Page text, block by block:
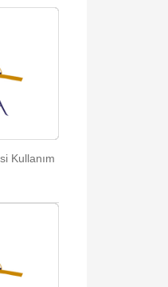
Kullanım